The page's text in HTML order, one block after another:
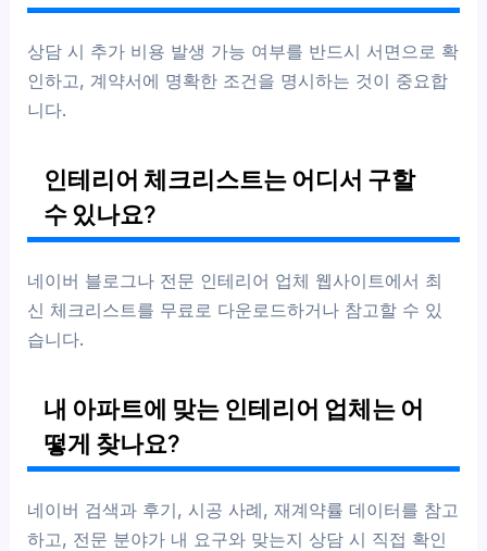
상담 시 추가 비용 발생 가능 여부를 반드시 서면으로 확
인하고, 계약서에 명확한 조건을 명시하는 것이 중요합
니다.
인테리어 체크리스트는 어디서 구할
수 있나요?
네이버 블로그나 전문 인테리어 업체 웹사이트에서 최
신 체크리스트를 무료로 다운로드하거나 참고할 수 있
습니다.
내 아파트에 맞는 인테리어 업체는 어
떻게 찾나요?
네이버 검색과 후기, 시공 사례, 재계약률 데이터를 참고
하고, 전문 분야가 내 요구와 맞는지 상담 시 직접 확인